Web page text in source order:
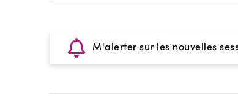
M'alerter sur les nouvelles